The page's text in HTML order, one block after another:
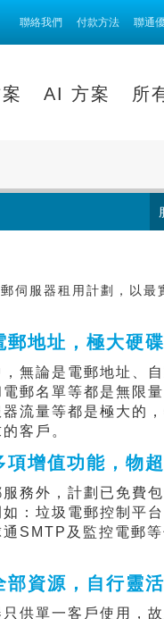
聯絡我們 付款方法 聯通
AI 方案 所
伺服器租用計劃，以最
郵地址，極大硬
無論是電郵地址、自
郵名單等都是無限
流量等都是極大的
客戶。
項增值功能，物
服務外，計劃已免費
：垃圾電郵控制平
SMTP及監控電郵
部資源，自行靈
供單一客戶使用，